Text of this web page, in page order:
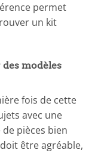
permet
un kit
modèles
fois de cette
avec une
pièces bien
être agréable,